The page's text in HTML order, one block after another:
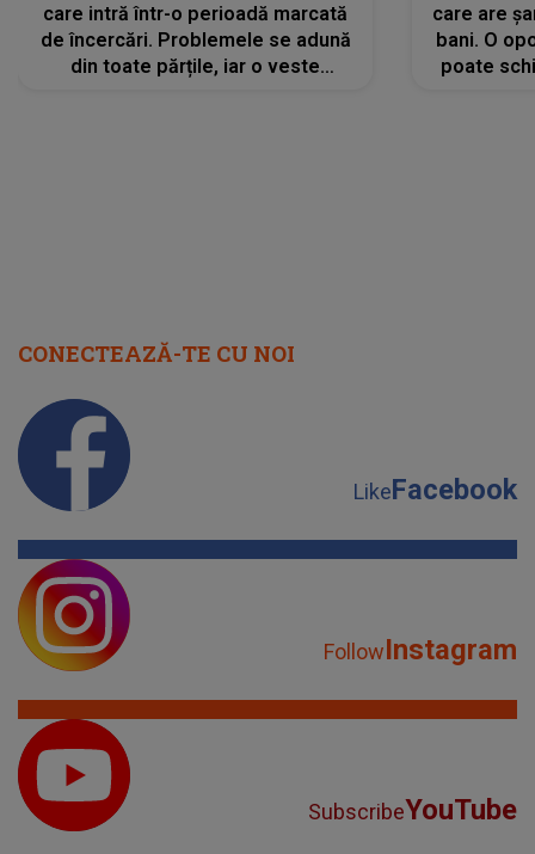
care intră într-o perioadă marcată
de încercări. Problemele se adună
din toate părțile, iar o veste
care are
bani. O
poate
CONECTEAZĂ-TE CU NOI
LikeFacebook
FollowInstagram
SubscribeYouTube